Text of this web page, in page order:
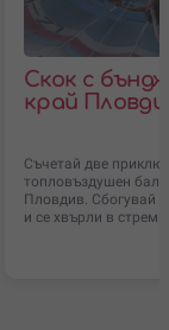
Скок с
край
Съчетай две
топловъздушен
Пловдив. Сбогувай
и се хвърли в